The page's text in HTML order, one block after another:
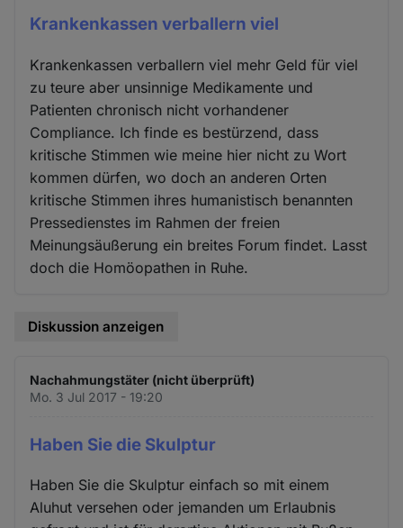
Krankenkassen verballern viel
Krankenkassen verballern viel mehr Geld für viel
zu teure aber unsinnige Medikamente und
Patienten chronisch nicht vorhandener
Compliance. Ich finde es bestürzend, dass
kritische Stimmen wie meine hier nicht zu Wort
kommen dürfen, wo doch an anderen Orten
kritische Stimmen ihres humanistisch benannten
Pressedienstes im Rahmen der freien
Meinungsäußerung ein breites Forum findet. Lasst
doch die Homöopathen in Ruhe.
Diskussion anzeigen
Nachahmungstäter (nicht überprüft)
Mo. 3 Jul 2017 - 19:20
Haben Sie die Skulptur
Haben Sie die Skulptur einfach so mit einem
Aluhut versehen oder jemanden um Erlaubnis